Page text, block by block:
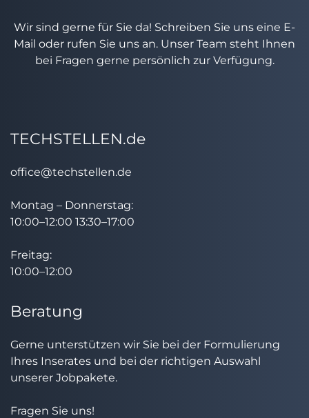
Wir sind gerne für Sie da! Schreiben Sie uns eine E-
Mail oder rufen Sie uns an. Unser Team steht Ihnen
bei Fragen gerne persönlich zur Verfügung.
TECHSTELLEN.de
office@techstellen.de
Montag – Donnerstag:
10:00–12:00 13:30–17:00
Freitag:
10:00–12:00
Beratung
Gerne unterstützen wir Sie bei der Formulierung
Ihres Inserates und bei der richtigen Auswahl
unserer Jobpakete.
Fragen Sie uns!